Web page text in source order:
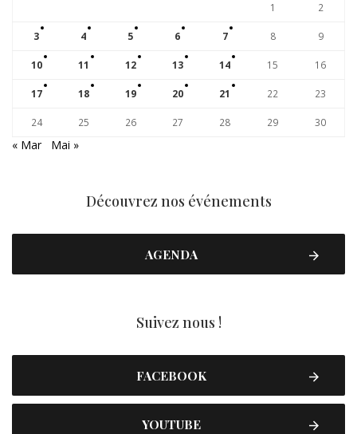
1 2
3 4 5 6 7 8 9
10 11 12 13 14 15 16
17 18 19 20 21 22 23
24 25 26 27 28 29 30
« Mar Mai »
Découvrez nos événements
AGENDA
Suivez nous !
FACEBOOK
YOUTUBE